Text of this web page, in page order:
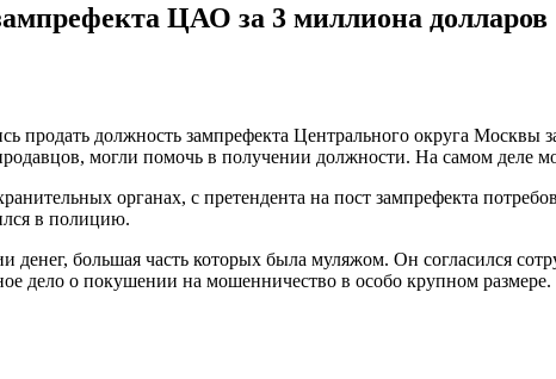
ЦАО за 3 миллиона долларов
продать должность зампрефекта Центрального округа
могли помочь в получении должности. На самом деле
органах, с претендента на пост зампрефекта
в полицию.
большая часть которых была муляжом. Он согласился
дело о покушении на мошенничество в особо крупном размере.